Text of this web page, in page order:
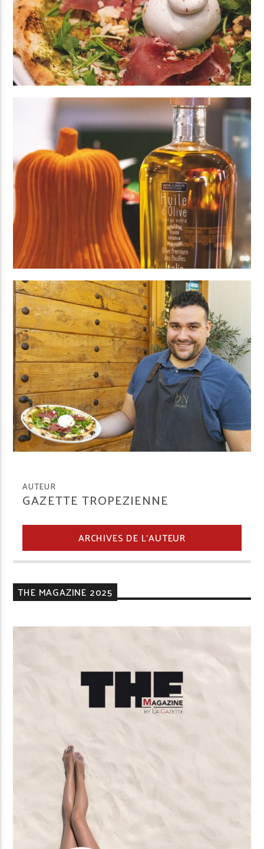
AUTEUR
GAZETTE TROPEZIENNE
ARCHIVES DE L'AUTEUR
THE MAGAZINE 2025